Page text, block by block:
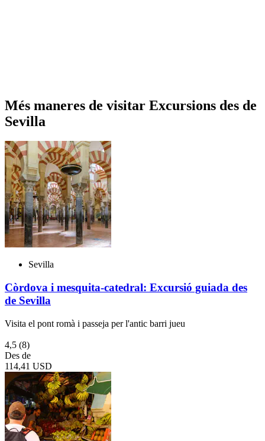
Més maneres de visitar Excursions des de
Sevilla
Sevilla
Còrdova i mesquita-catedral: Excursió guiada des
de Sevilla
Visita el pont romà i passeja per l'antic barri jueu
4,5 (8)
Des de
114,41 USD